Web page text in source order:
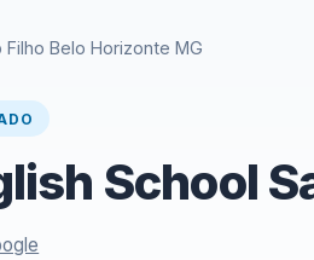
Belo Horizonte MG
School